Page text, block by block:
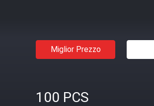
Miglior Prezzo
100 PCS